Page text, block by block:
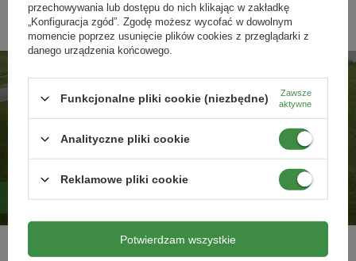
Czytaj więcej
Aerator i wertykulator - kiedy stosować i jak?
Kiedy wykonywać zabiegi wertykulacji i aeracji? Jakie są ich skutki dla
przechowywania lub dostępu do nich klikając w zakładkę
„Konfiguracja zgód”. Zgodę możesz wycofać w dowolnym
momencie poprzez usunięcie plików cookies z przeglądarki z
danego urządzenia końcowego.
Funkcjonalne pliki cookie (niezbędne)
Zawsze
aktywne
Analityczne pliki cookie
Reklamowe pliki cookie
Potwierdzam wszystkie